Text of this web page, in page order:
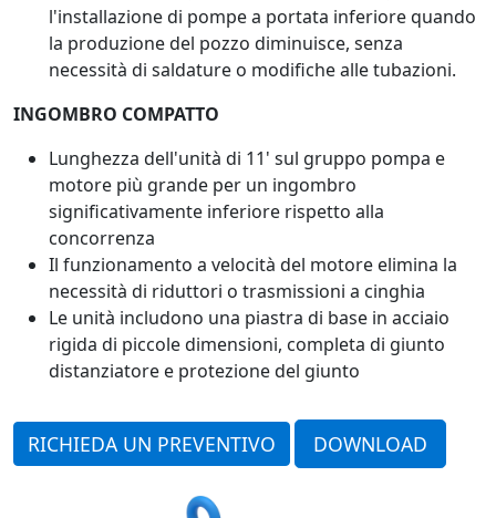
l'installazione di pompe a portata inferiore quando
la produzione del pozzo diminuisce, senza
necessità di saldature o modifiche alle tubazioni.
INGOMBRO COMPATTO
Lunghezza dell'unità di 11' sul gruppo pompa e
motore più grande per un ingombro
significativamente inferiore rispetto alla
concorrenza
Il funzionamento a velocità del motore elimina la
necessità di riduttori o trasmissioni a cinghia
Le unità includono una piastra di base in acciaio
rigida di piccole dimensioni, completa di giunto
distanziatore e protezione del giunto
RICHIEDA UN PREVENTIVO DOWNLOAD